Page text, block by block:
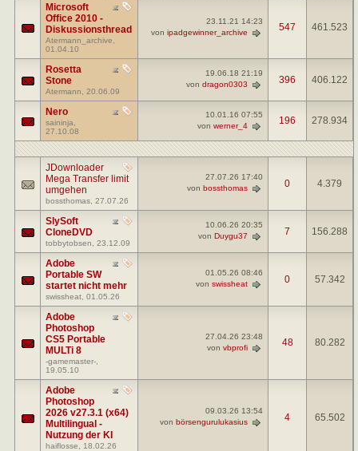
Microsoft
Office 2010 -
Diskussionsthread
Atermann_archive
01.04.10
23.11.21 14:23
von ipadgewinner_archive 547 461.523
Rosetta
Stone
Atermann , 20.06.09
19.06.18 21:19
von dragon0303 396 406.122
Nero
saininja
27.10.08
10.01.16 07:55
von werner_4 196 278.934
JDownloader
Mega Transfer limit
umgehen
bossthomas , 27.07.26
27.07.26 17:40
von bossthomas 0 4.379
SlySoft
CloneDVD
tobbytobsen , 23.12.09
10.06.26 20:35
von Duygu37 7 156.288
Adobe
Portable SW
startet nicht mehr
swissheat , 01.05.26
01.05.26 08:46
von swissheat 0 57.342
Adobe
Photoshop
CS5 Portable
MULTi 8
-gamemaster-
19.05.10
27.04.26 23:48
von vbprofi 48 80.282
Adobe
Photoshop
2026 v27.3.1 (x64)
Multilingual -
Nutzung der KI
haiflosse , 18.02.26
09.03.26 13:54
von börsengurulukasius 4 65.502